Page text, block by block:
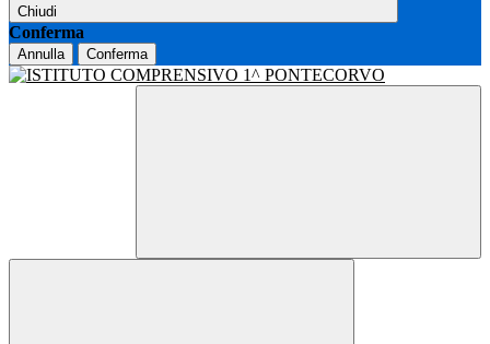
Chiudi
Conferma
Annulla Conferma